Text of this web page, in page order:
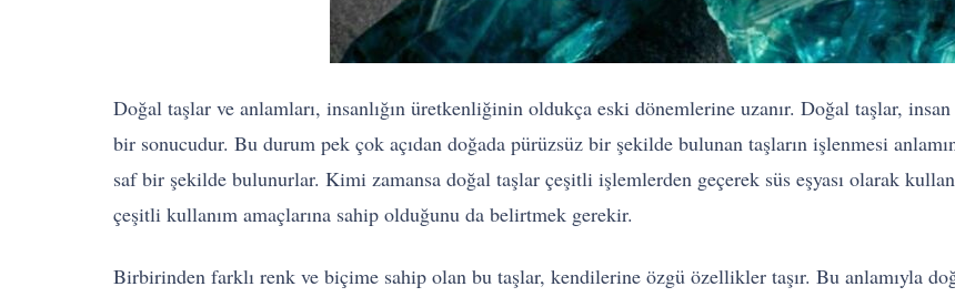
Doğal taşlar ve anlamları, insanlığın üretkenliğinin oldukça eski dönemlerine uzanır. Doğal taşlar, insan
bir sonucudur. Bu durum pek çok açıdan doğada pürüzsüz bir şekilde bulunan taşların işlenmesi
saf bir şekilde bulunurlar. Kimi zamansa doğal taşlar çeşitli işlemlerden geçerek süs eşyası olarak
çeşitli kullanım amaçlarına sahip olduğunu da belirtmek gerekir.
Birbirinden farklı renk ve biçime sahip olan bu taşlar, kendilerine özgü özellikler taşır. Bu anlamıyla